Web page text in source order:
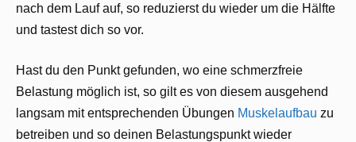
nach dem Lauf auf, so reduzierst du wieder um die Hälfte
und tastest dich so vor.
Hast du den Punkt gefunden, wo eine schmerzfreie
Belastung möglich ist, so gilt es von diesem ausgehend
langsam mit entsprechenden Übungen Muskelaufbau zu
betreiben und so deinen Belastungspunkt wieder